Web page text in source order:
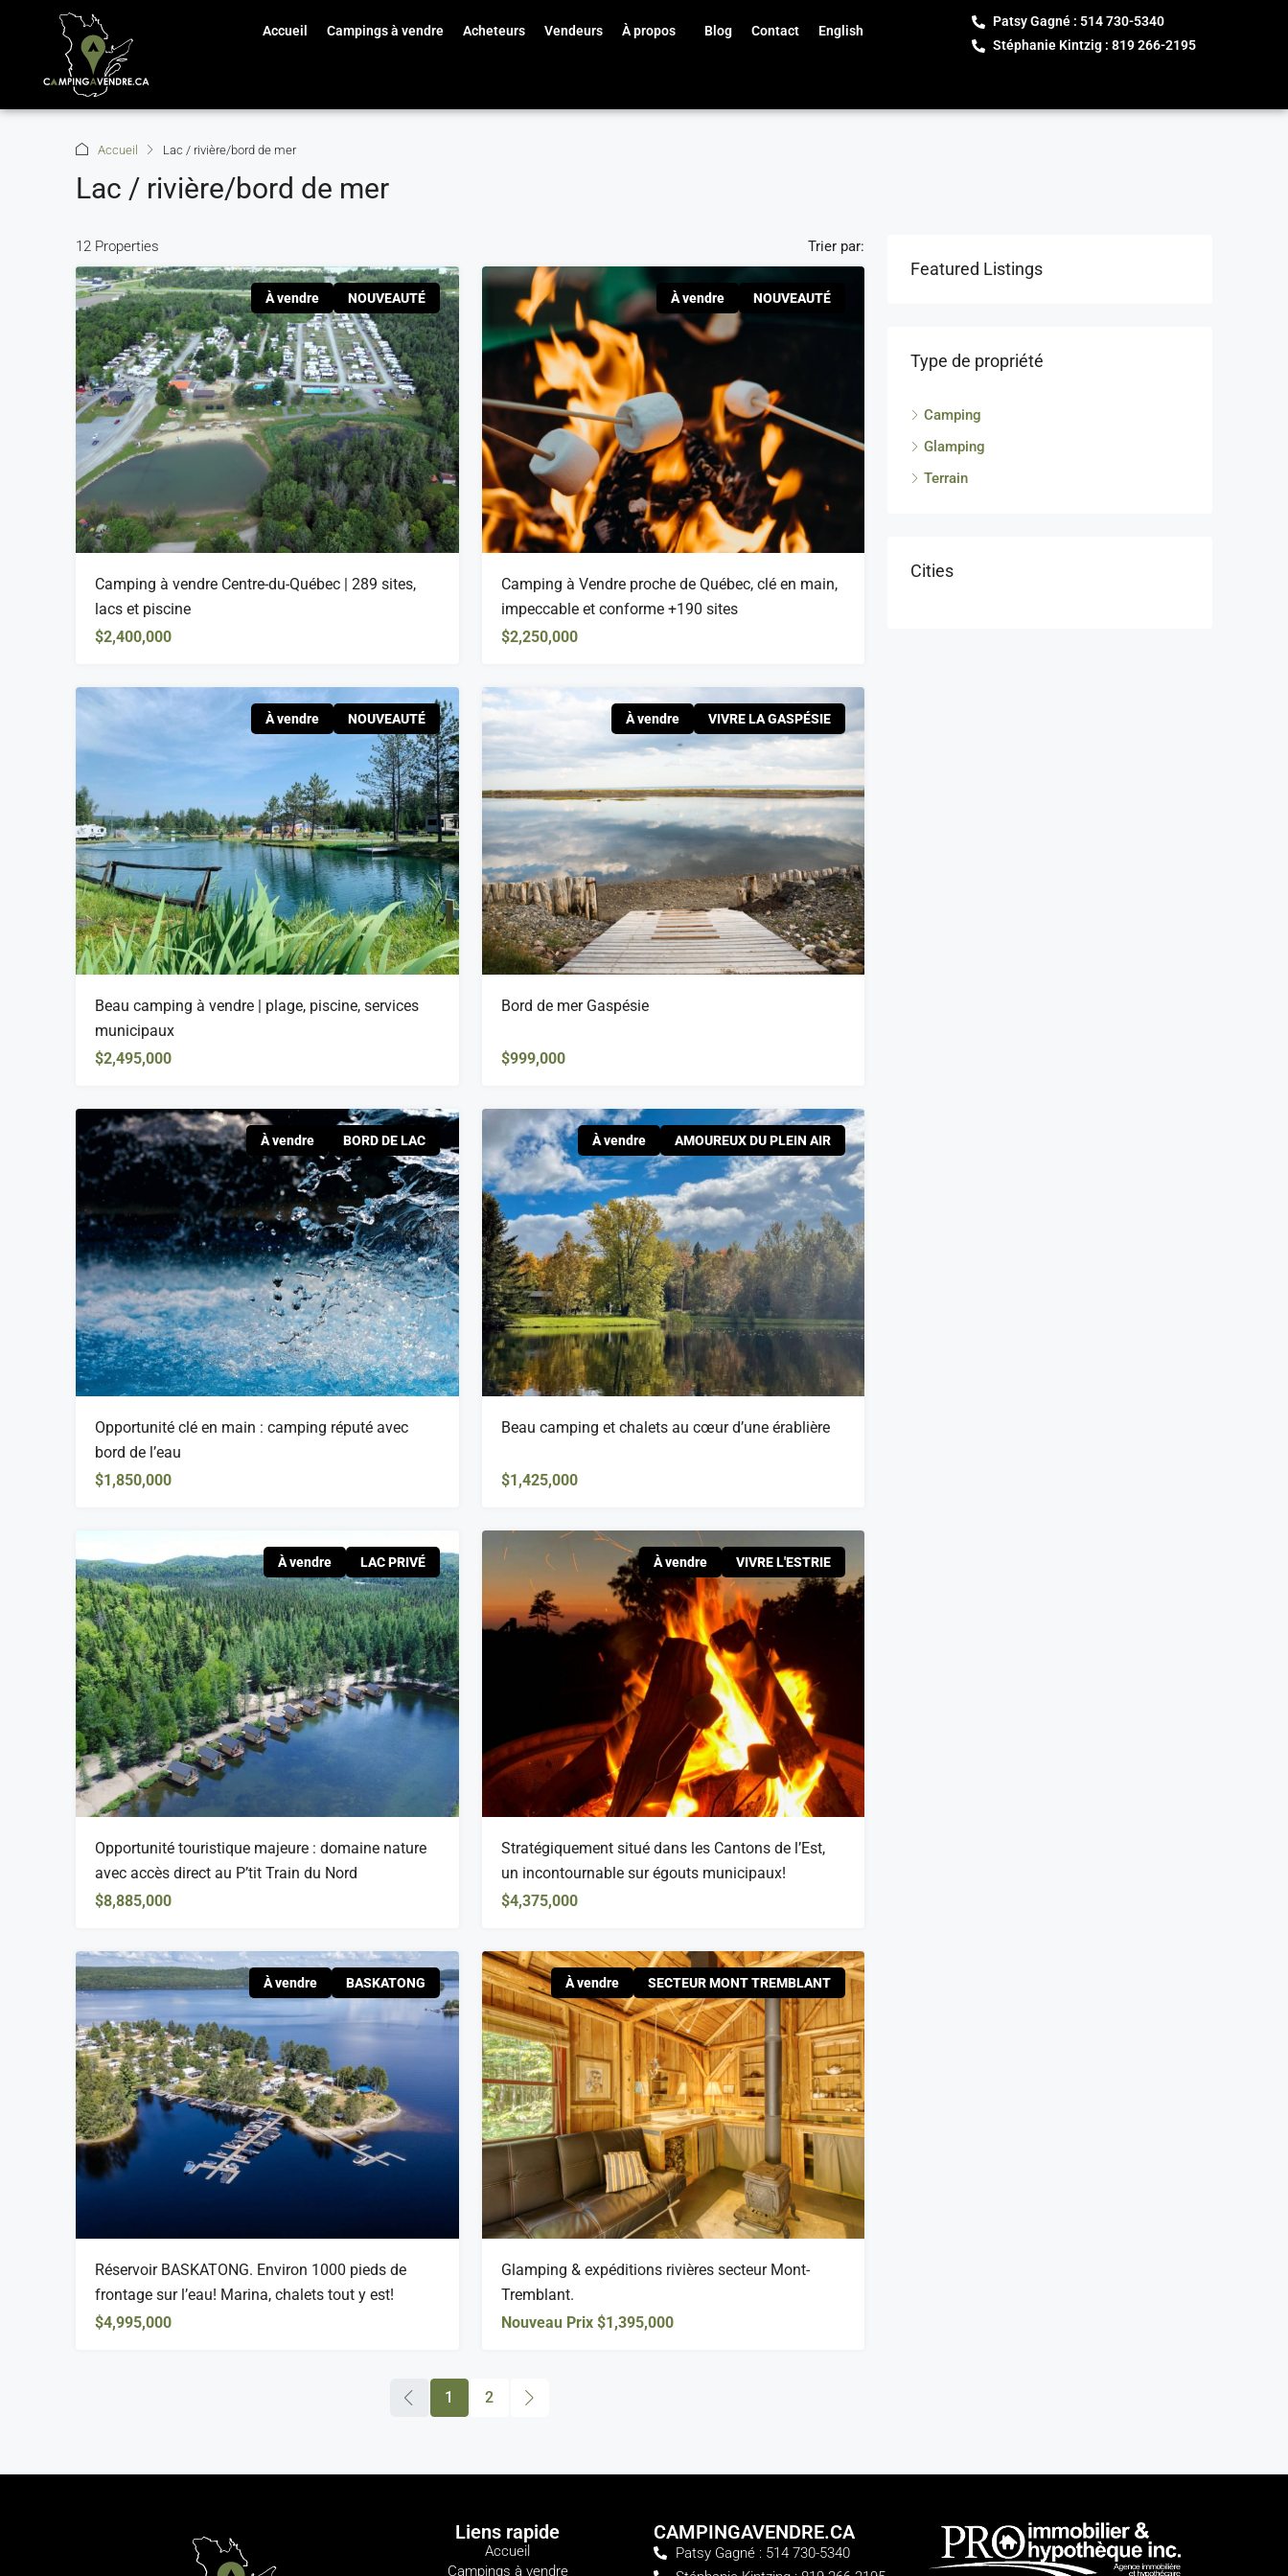
Accueil Campings à vendre Acheteurs Vendeurs À propos Blog Contact English
Patsy Gagné : 514 730-5340
Stéphanie Kintzig : 819 266-2195
Accueil Lac / rivière/bord de mer
Lac / rivière/bord de mer
12 Properties Trier par:
À vendre NOUVEAUTÉ
Camping à vendre Centre-du-Québec | 289 sites,
lacs et piscine
$2,400,000
À vendre NOUVEAUTÉ
Camping à Vendre proche de Québec, clé en main,
impeccable et conforme +190 sites
$2,250,000
À vendre NOUVEAUTÉ
Beau camping à vendre | plage, piscine, services
municipaux
$2,495,000
À vendre VIVRE LA GASPÉSIE
Bord de mer Gaspésie
$999,000
À vendre BORD DE LAC
Opportunité clé en main : camping réputé avec
bord de l’eau
$1,850,000
À vendre AMOUREUX DU PLEIN AIR
Beau camping et chalets au cœur d’une érablière
$1,425,000
À vendre LAC PRIVÉ
Opportunité touristique majeure : domaine nature
avec accès direct au P’tit Train du Nord
$8,885,000
À vendre VIVRE L'ESTRIE
Stratégiquement situé dans les Cantons de l’Est,
un incontournable sur égouts municipaux!
$4,375,000
À vendre BASKATONG
Réservoir BASKATONG. Environ 1000 pieds de
frontage sur l’eau! Marina, chalets tout y est!
$4,995,000
À vendre SECTEUR MONT TREMBLANT
Glamping & expéditions rivières secteur Mont-
Tremblant.
Nouveau Prix$1,395,000
1 2
Featured Listings
Type de propriété
Camping
Glamping
Terrain
Cities
Liens rapide
Accueil
Campings à vendre
CAMPINGAVENDRE.CA
Patsy Gagné : 514 730-5340